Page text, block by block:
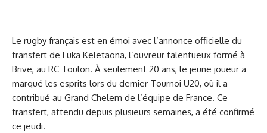
Le rugby français est en émoi avec l’annonce officielle du
transfert de Luka Keletaona, l’ouvreur talentueux formé à
Brive, au RC Toulon. À seulement 20 ans, le jeune joueur a
marqué les esprits lors du dernier Tournoi U20, où il a
contribué au Grand Chelem de l’équipe de France. Ce
transfert, attendu depuis plusieurs semaines, a été confirmé
ce jeudi.